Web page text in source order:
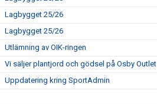
Lagbygget 25/26
Lagbygget 25/26
Utlämning av OIK-ringen
Vi säljer plantjord och gödsel på Osby Outlet
Uppdatering kring SportAdmin